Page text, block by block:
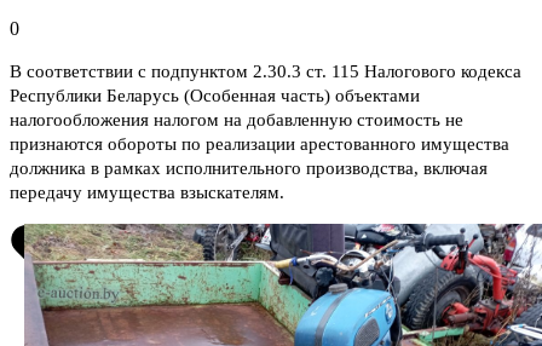
0
В соответствии с подпунктом 2.30.3 ст. 115 Налогового кодекса
Республики Беларусь (Особенная часть) объектами
налогообложения налогом на добавленную стоимость не
признаются обороты по реализации арестованного имущества
должника в рамках исполнительного производства, включая
передачу имущества взыскателям.